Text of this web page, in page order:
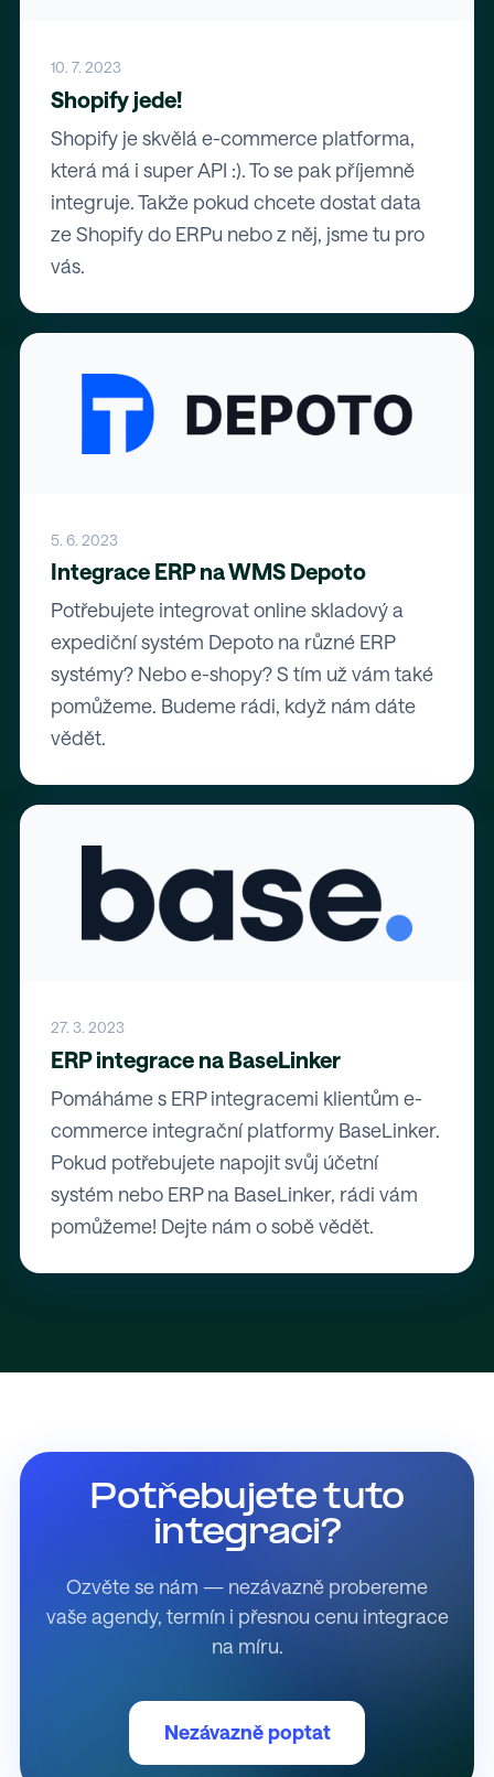
10. 7. 2023
Shopify jede!
Shopify je skvělá e-commerce platforma,
která má i super API :). To se pak příjemně
integruje. Takže pokud chcete dostat data
ze Shopify do ERPu nebo z něj, jsme tu pro
vás.
5. 6. 2023
Integrace ERP na WMS Depoto
Potřebujete integrovat online skladový a
expediční systém Depoto na různé ERP
systémy? Nebo e-shopy? S tím už vám také
pomůžeme. Budeme rádi, když nám dáte
vědět.
27. 3. 2023
ERP integrace na BaseLinker
Pomáháme s ERP integracemi klientům e-
commerce integrační platformy BaseLinker.
Pokud potřebujete napojit svůj účetní
systém nebo ERP na BaseLinker, rádi vám
pomůžeme! Dejte nám o sobě vědět.
Potřebujete tuto
integraci?
Ozvěte se nám — nezávazně probereme
vaše agendy, termín i přesnou cenu integrace
na míru.
Nezávazně poptat